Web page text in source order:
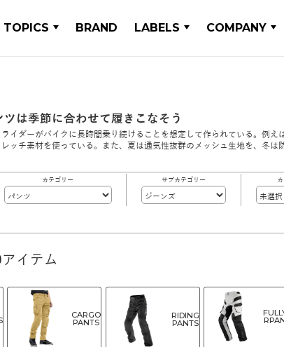
TOPICS BRAND LABELS COMPANY
は季節に合わせて履きこなそう
イダーがバイクに長時間乗り続けることを想定して作られている。例
ッチ素材を使っている。また、夏は通気性抜群のメッシュ生地を、冬は
カテゴリー サブカテゴリー
イテム
CARGO
PANTS
RIDING
PANTS